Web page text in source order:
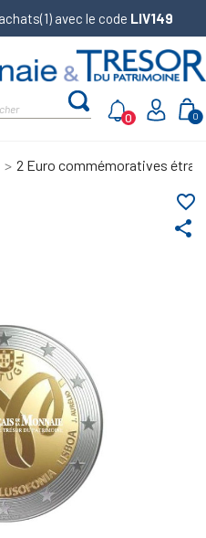
avec le code LIV149
0
0
2 Euro commémoratives
share
favorite_border